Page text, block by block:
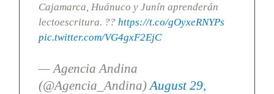
Cajamarca, Huánuco y Junín aprenderán
lectoescritura. ?? https://t.co/gOyxeRNYPs
pic.twitter.com/VG4gxF2EjC
— Agencia Andina
(@Agencia_Andina) August 29,